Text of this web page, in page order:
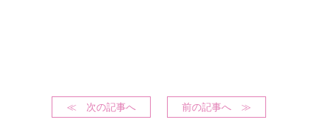
≪ 次の記事へ 前の記事へ ≫